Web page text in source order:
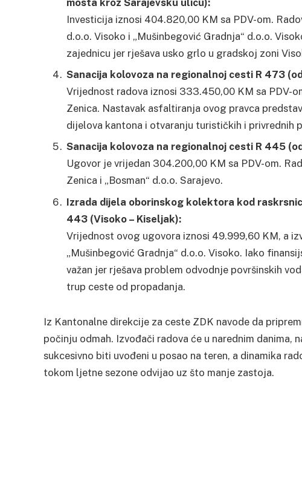
Investicija iznosi 404.820,00 KM sa PDV-om.
d.o.o. Visoko i „Mušinbegović Gradnja“ d.o.o.
zajednicu jer rješava usko grlo u gradskoj zoni
Sanacija kolovoza na regionalnoj cesti R 473
Vrijednost radova iznosi 333.450,00 KM sa PDV-
Zenica. Nastavak asfaltiranja ovog pravca
dijelova kantona i otvaranju turističkih i privrednih
Sanacija kolovoza na regionalnoj cesti R 445
Ugovor je vrijedan 304.200,00 KM sa PDV-om.
Zenica i „Bosman“ d.o.o. Sarajevo.
Izrada dijela oborinskog kolektora kod
443 (Visoko – Kiseljak):
Vrijednost ovog ugovora iznosi 49.999,60 KM, a
„Mušinbegović Gradnja“ d.o.o. Visoko. Iako
važan jer rješava problem odvodnje površinskih
trup ceste od propadanja.
Iz Kantonalne direkcije za ceste ZDK navode da
počinju odmah. Izvođači radova će u narednim danima,
sukcesivno biti uvođeni u posao na teren, a dinamika
tokom ljetne sezone odvijao uz što manje zastoja.